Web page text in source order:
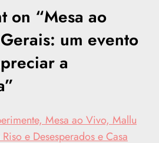
on “Mesa ao
um evento
a
”
Mesa ao Vivo, Mallu
e Desesperados e Casa